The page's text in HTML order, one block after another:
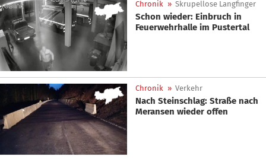
Chronik » Skrupellose Langfinger
Schon wieder: Einbruch in
Feuerwehrhalle im Pustertal
Chronik » Verkehr
Nach Steinschlag: Straße nach
Meransen wieder offen